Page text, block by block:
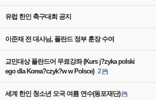
유럽 한인 축구대회 공지
이준재 전 대사님, 폴란드 정부 훈장 수여
교민대상 폴란드어 무료강좌 (Kurs j?zyka polski
ego dla Korea?czyk?w w Polsce) 2
세계 한인 청소년 모국 여름 연수(동포재단)